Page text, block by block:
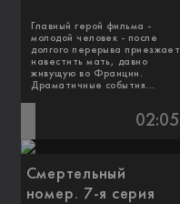
Главный герой фильма -
молодой человек - после
долгого перерыва приезжает
навестить мать, давно
живущую во Франции.
Драматичные события...
02:05
Смертельный
номер. 7-я серия